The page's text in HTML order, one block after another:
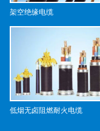
架空绝缘电缆
低烟无卤阻燃耐火电缆